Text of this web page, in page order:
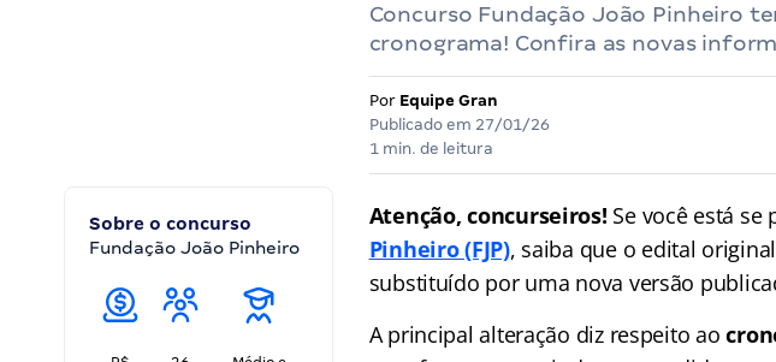
Concurso Fundação João Pinheiro
cronograma! Confira as novas
Por Equipe Gran
Publicado em 27/01/26
1 min. de leitura
Sobre o concurso
Fundação João Pinheiro
Atenção, concurseiros! Se você está
Pinheiro (FJP), saiba que o edital
substituído por uma nova versão
A principal alteração diz respeito ao